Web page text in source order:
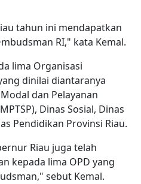
tahun ini mendapatkan
RI," kata Kemal.
lima Organisasi
dinilai diantaranya
dan Pelayanan
Dinas Sosial, Dinas
Pendidikan Provinsi Riau.
Riau juga telah
kepada lima OPD yang
sebut Kemal.